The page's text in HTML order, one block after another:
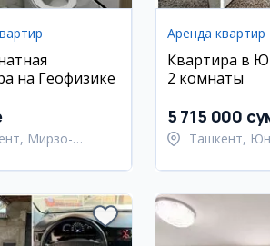
на Геофизике
Мирзо-
Аренда квартир
Квартира в
2 комнаты
5 715 000
Ташкент,